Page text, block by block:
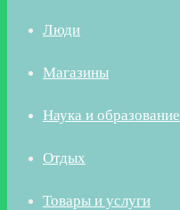
Люди
Магазины
Наука и образование
Отдых
Товары и услуги